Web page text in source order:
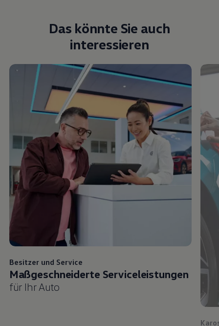
Das könnte Sie auch
interessieren
Besitzer und Service
Maßgeschneiderte Serviceleistungen
für Ihr Auto